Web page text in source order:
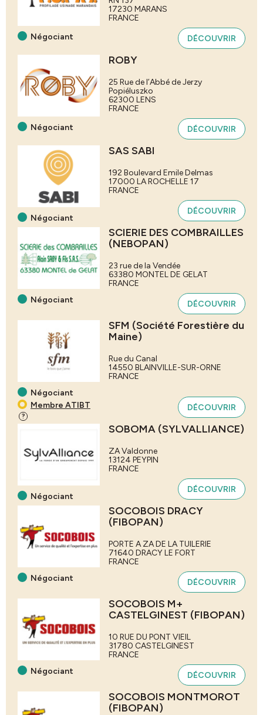
Négociant
17230 MARANS
FRANCE
DÉCOUVRIR
Négociant
ROBY
25 Rue de l’Abbé de Jerzy
Popiéluszko
62300 LENS
FRANCE
DÉCOUVRIR
Négociant
SAS SABI
192 Boulevard Emile Delmas
17000 LA ROCHELLE 17
FRANCE
DÉCOUVRIR
Négociant
SCIERIE DES COMBRAILLES
(NEBOPAN)
23 rue de la Vendée
63380 MONTEL DE GELAT
FRANCE
DÉCOUVRIR
Négociant
Membre ATIBT
?
SFM (Société Forestière du
Maine)
Rue du Canal
14550 BLAINVILLE-SUR-ORNE
FRANCE
DÉCOUVRIR
Négociant
SOBOMA (SYLVALLIANCE)
ZA Valdonne
13124 PEYPIN
FRANCE
DÉCOUVRIR
Négociant
SOCOBOIS DRACY
(FIBOPAN)
PORTE A ZA DE LA TUILERIE
71640 DRACY LE FORT
FRANCE
DÉCOUVRIR
Négociant
SOCOBOIS M+
CASTELGINEST (FIBOPAN)
10 RUE DU PONT VIEIL
31780 CASTELGINEST
FRANCE
DÉCOUVRIR
SOCOBOIS MONTMOROT
(FIBOPAN)